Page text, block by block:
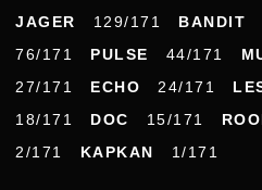
JAGER 129/171 BANDIT
76/171 PULSE 44/171
27/171 ECHO 24/171
18/171 DOC 15/171
2/171 KAPKAN 1/171